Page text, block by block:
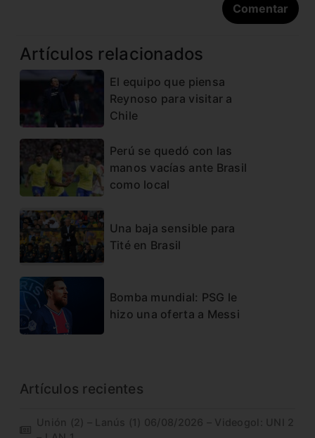
Artículos relacionados
El equipo que piensa
Reynoso para visitar a
Chile
Perú se quedó con las
manos vacías ante Brasil
como local
Una baja sensible para
Tité en Brasil
Bomba mundial: PSG le
hizo una oferta a Messi
Artículos recientes
Unión (2) – Lanús (1) 06/08/2026 – Videogol: UNI 2